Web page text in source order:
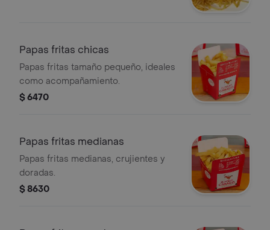
Papas fritas chicas
Papas fritas tamaño pequeño, ideales
como acompañamiento.
$ 6470
Papas fritas medianas
Papas fritas medianas, crujientes y
doradas.
$ 8630